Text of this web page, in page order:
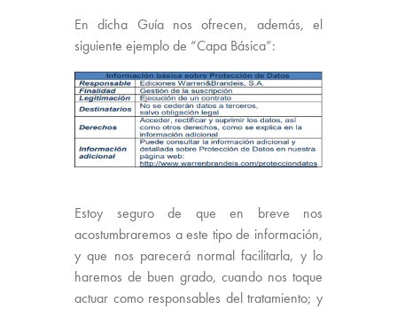
En dicha Guía nos ofrecen, además, el
siguiente ejemplo de “Capa Básica”:
Estoy seguro de que en breve nos
acostumbraremos a este tipo de información,
y que nos parecerá normal facilitarla, y lo
haremos de buen grado, cuando nos toque
actuar como responsables del tratamiento; y